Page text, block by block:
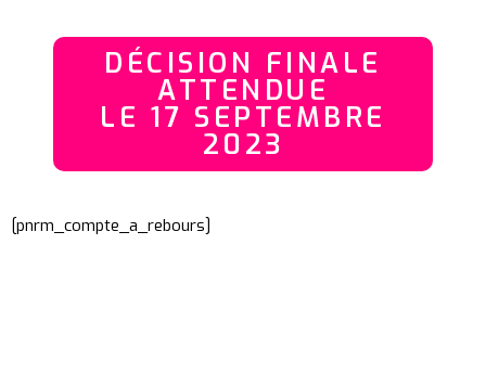
DÉCISION FINALE
ATTENDUE
LE 17 SEPTEMBRE
2023
[pnrm_compte_a_rebours]